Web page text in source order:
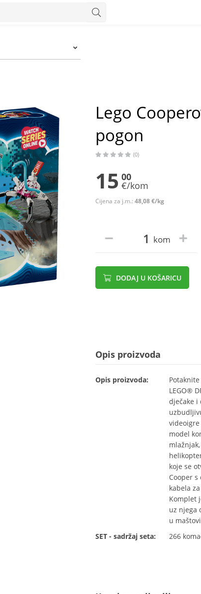
Lego
pogon
(0)
15 00
€/kom
Cijena za j.m.: 48,08 €/kg
kom
DODAJ U KOŠARICU
Opis proizvoda
Opis proizvoda:
LEGO®
dječake i
model
koje se
Cooper
kabela
Komplet
uz njega
u
SET - sadržaj seta:
266